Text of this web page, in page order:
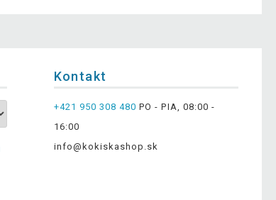
Kontakt
+421 950 308 480 PO - PIA, 08:00 -
16:00
info@kokiskashop.sk